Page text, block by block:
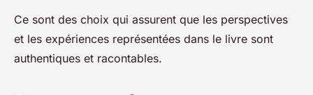
Ce sont des choix qui assurent que les perspectives
et les expériences représentées dans le livre sont
authentiques et racontables.